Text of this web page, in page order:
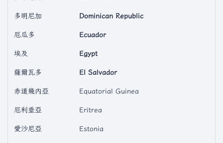
多明尼加 Dominican Republic
厄瓜多 Ecuador
埃及 Egypt
薩爾瓦多 El Salvador
赤道幾內亞 Equatorial Guinea
厄利垂亞 Eritrea
愛沙尼亞 Estonia